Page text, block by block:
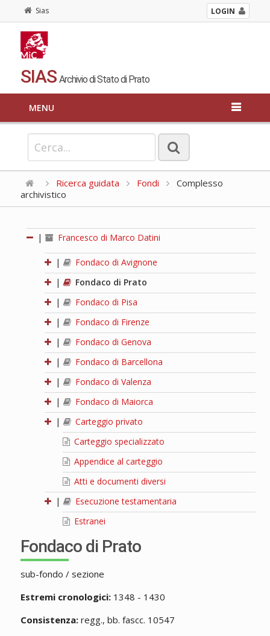
Sias LOGIN
SIAS Archivio di Stato di Prato
MENU
Ricerca guidata Fondi
Complesso
archivistico
| Francesco di Marco Datini
|
Fondaco di Avignone
|
Fondaco di Prato
|
Fondaco di Pisa
|
Fondaco di Firenze
|
Fondaco di Genova
|
Fondaco di Barcellona
|
Fondaco di Valenza
|
Fondaco di Maiorca
|
Carteggio privato
Carteggio specializzato
Appendice al carteggio
Atti e documenti diversi
|
Esecuzione testamentaria
Estranei
Fondaco di Prato
sub-fondo / sezione
Estremi cronologici:1348 - 1430
Consistenza:regg., bb. fascc. 10547